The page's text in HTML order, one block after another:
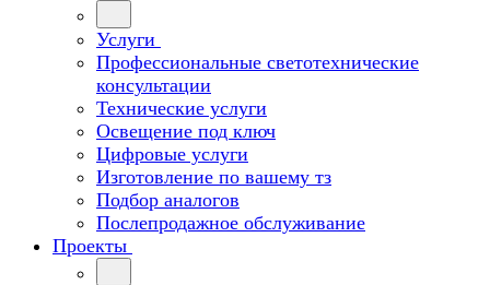
Услуги
Профессиональные светотехнические
консультации
Технические услуги
Освещение под ключ
Цифровые услуги
Изготовление по вашему тз
Подбор аналогов
Послепродажное обслуживание
Проекты